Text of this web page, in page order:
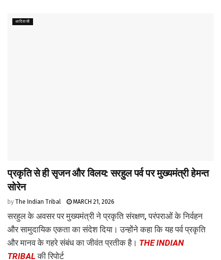
आदिवासी
प्रकृति से ही सृजन और विलय: सरहुल पर्व पर मुख्यमंत्री हेमन्त
सोरेन
by The Indian Tribal MARCH 21, 2026
सरहुल के अवसर पर मुख्यमंत्री ने प्रकृति संरक्षण, परंपराओं के निर्वहन
और सामुदायिक एकता का संदेश दिया। उन्होंने कहा कि यह पर्व प्रकृति
और मानव के गहरे संबंध का जीवंत प्रतीक है। THE INDIAN
TRIBAL की रिपोर्ट